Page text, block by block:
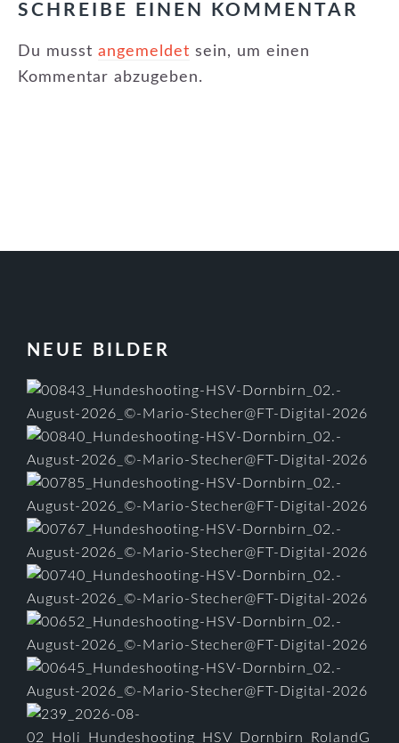
SCHREIBE EINEN KOMMENTAR
Du musst angemeldet sein, um einen
Kommentar abzugeben.
FOOTER
NEUE BILDER